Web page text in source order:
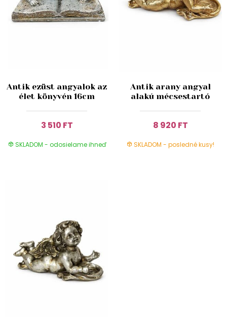
Antik ezüst angyalok az
élet könyvén 16cm
3 510 FT
SKLADOM - odosielame ihneď
Antik arany angyal
alakú mécsestartó
8 920 FT
SKLADOM - posledné kusy!